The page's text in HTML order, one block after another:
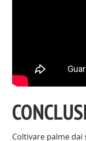
Coltivare palme dai